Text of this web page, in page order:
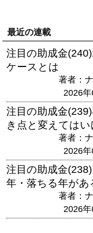
最近の連載
注目の助成金
ケースとは
著者：
2026
注目の助成金
き点と変えては
著者：
2026
注目の助成金
年・落ちる年があ
著者：
2026